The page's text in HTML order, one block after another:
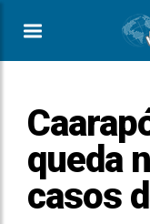
queda
casos